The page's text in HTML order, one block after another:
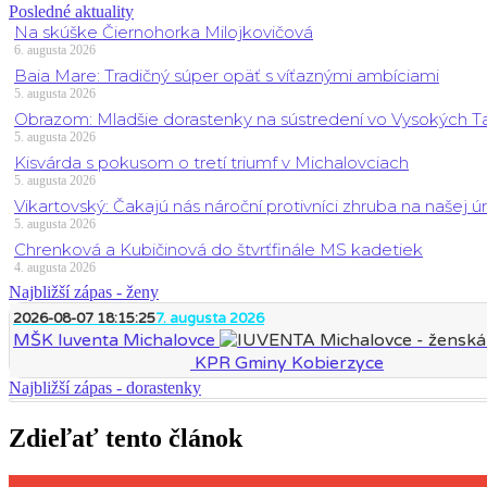
Posledné aktuality
Na skúške Čiernohorka Milojkovičová
6. augusta 2026
Baia Mare: Tradičný súper opäť s víťaznými ambíciami
5. augusta 2026
Obrazom: Mladšie dorastenky na sústredení vo Vysokých
5. augusta 2026
Kisvárda s pokusom o tretí triumf v Michalovciach
5. augusta 2026
Vikartovský: Čakajú nás nároční protivníci zhruba na našej
5. augusta 2026
Chrenková a Kubičinová do štvrťfinále MS kadetiek
4. augusta 2026
Najbližší zápas - ženy
2026-08-07 18:15:257. augusta 2026
MŠK Iuventa Michalovce
KPR Gminy Kobierzyce
Najbližší zápas - dorastenky
Zdieľať tento článok